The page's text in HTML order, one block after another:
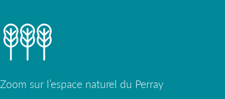
Zoom sur l’espace naturel du Perray